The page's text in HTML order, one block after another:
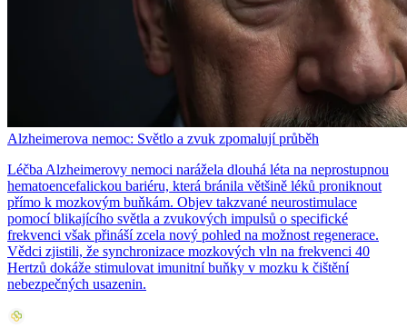
Alzheimerova nemoc: Světlo a zvuk zpomalují průběh
Léčba Alzheimerovy nemoci narážela dlouhá léta na neprostupnou
hematoencefalickou bariéru, která bránila většině léků proniknout
přímo k mozkovým buňkám. Objev takzvané neurostimulace
pomocí blikajícího světla a zvukových impulsů o specifické
frekvenci však přináší zcela nový pohled na možnost regenerace.
Vědci zjistili, že synchronizace mozkových vln na frekvenci 40
Hertzů dokáže stimulovat imunitní buňky v mozku k čištění
nebezpečných usazenin.